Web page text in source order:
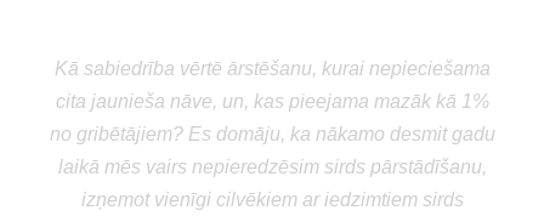
Kā sabiedrība vērtē ārstēšanu, kurai nepieciešama
cita jaunieša nāve, un, kas pieejama mazāk kā 1%
no gribētājiem? Es domāju, ka nākamo desmit gadu
laikā mēs vairs nepieredzēsim sirds pārstādīšanu,
izņemot vienīgi cilvēkiem ar iedzimtiem sirds